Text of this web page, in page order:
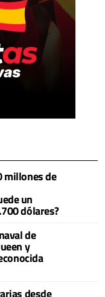
millones de
un
dólares?
de
y
desde